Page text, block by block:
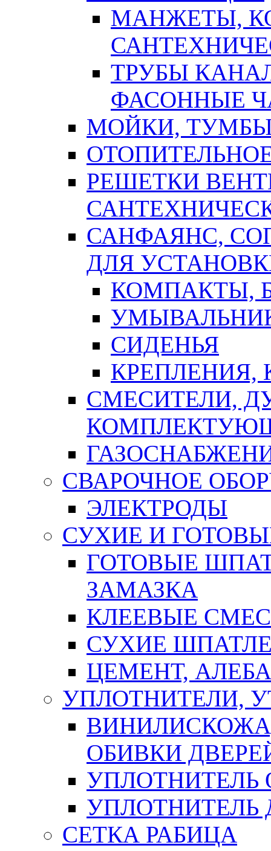
МАНЖЕТЫ,
ТРУБЫ
ФАСОННЫЕ
МОЙКИ,
РЕШЕТКИ
САНФАЯНС,
ДЛЯ
КОМПАКТЫ,
СИДЕНЬЯ
СМЕСИТЕЛИ,
СВАРОЧНОЕ
ЭЛЕКТРОДЫ
СУХИЕ И
ГОТОВЫЕ
ЗАМАЗКА
КЛЕЕВЫЕ
СУХИЕ
ЦЕМЕНТ,
УПЛОТНИТЕЛИ,
ОБИВКИ
УПЛОТНИТЕЛЬ
СЕТКА РАБИЦА